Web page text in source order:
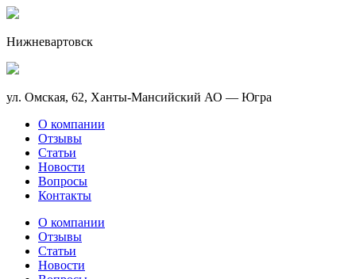
Нижневартовск
ул. Омская, 62, Ханты-Мансийский АО — Югра
О компании
Отзывы
Статьи
Новости
Вопросы
Контакты
О компании
Отзывы
Статьи
Новости